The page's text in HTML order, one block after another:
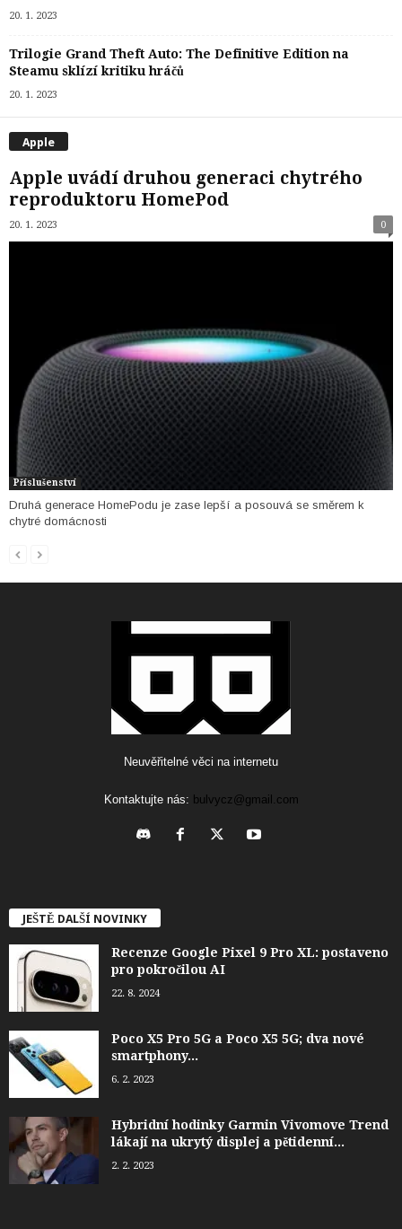
20. 1. 2023
Trilogie Grand Theft Auto: The Definitive Edition na
Steamu sklízí kritiku hráčů
20. 1. 2023
Apple
Apple uvádí druhou generaci chytrého
reproduktoru HomePod
20. 1. 2023 0
Příslušenství
Druhá generace HomePodu je zase lepší a posouvá se směrem k
chytré domácnosti
Neuvěřitelné věci na internetu
Kontaktujte nás: bulvycz@gmail.com
JEŠTĚ DALŠÍ NOVINKY
Recenze Google Pixel 9 Pro XL: postaveno
pro pokročilou AI
22. 8. 2024
Poco X5 Pro 5G a Poco X5 5G; dva nové
smartphony...
6. 2. 2023
Hybridní hodinky Garmin Vivomove Trend
lákají na ukrytý displej a pětidenní...
2. 2. 2023